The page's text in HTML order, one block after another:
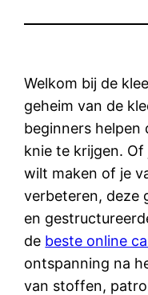
Welkom bij de
geheim van de
beginners helpen
knie te krijgen.
wilt maken of je
verbeteren, deze
en
de beste online
ontspanning na
van stoffen,